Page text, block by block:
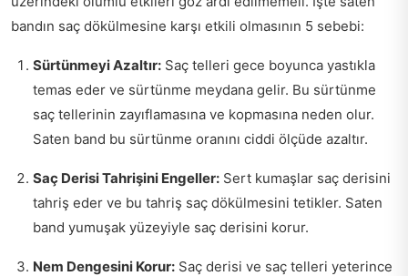
bandın saç dökülmesine karşı etkili olmasının 5 sebebi:
Sürtünmeyi Azaltır: Saç telleri gece boyunca yastıkla
temas eder ve sürtünme meydana gelir. Bu sürtünme
saç tellerinin zayıflamasına ve kopmasına neden olur.
Saten band bu sürtünme oranını ciddi ölçüde azaltır.
Saç Derisi Tahrişini Engeller: Sert kumaşlar saç derisini
tahriş eder ve bu tahriş saç dökülmesini tetikler. Saten
band yumuşak yüzeyiyle saç derisini korur.
Nem Dengesini Korur: Saç derisi ve saç telleri yeterince